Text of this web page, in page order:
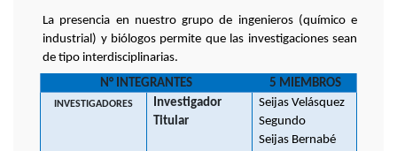
La presencia en nuestro grupo de ingenieros (químico e
industrial) y biólogos permite que las investigaciones sean
de tipo interdisciplinarias.
N° INTEGRANTES
5 MIEMBROS
INVESTIGADORES
Investigador
Titular
Seijas Velásquez
Segundo
Seijas Bernabé